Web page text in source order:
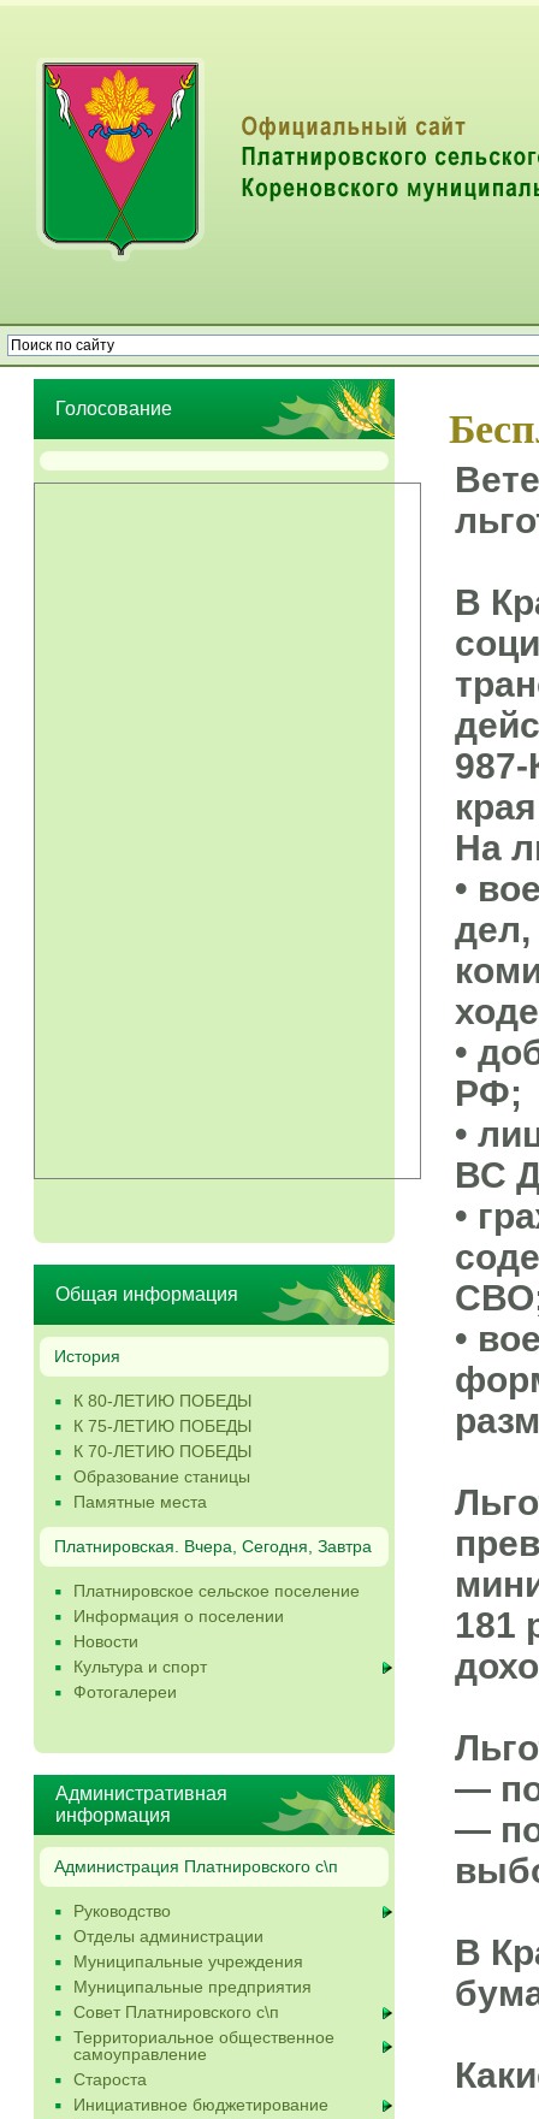
Голосование
Общая информация
История
К 80-ЛЕТИЮ ПОБЕДЫ
К 75-ЛЕТИЮ ПОБЕДЫ
К 70-ЛЕТИЮ ПОБЕДЫ
Образование станицы
Памятные места
Платнировская. Вчера, Сегодня, Завтра
Платнировское сельское поселение
Информация о поселении
Новости
Культура и спорт
Фотогалереи
Административная
информация
Администрация Платнировского с\п
Руководство
Отделы администрации
Муниципальные учреждения
Муниципальные предприятия
Совет Платнировского с\п
Территориальное общественное
самоуправление
Староста
Инициативное бюджетирование
В
На
•
дел,
•
РФ;
•
ВС
•
•
181
—
— по
В